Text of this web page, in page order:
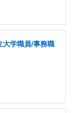
大学職員/事務職